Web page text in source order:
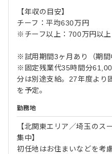
【年収の目安】
チーフ：平均630万円
※チーフ以上：700万円以上
※試用期間3ヶ月あり（期間
※固定残業代35時間分
分は別途支給。27年度より
を予定。
勤務地
【北関東エリア／埼玉のス
集中】
初任地はお住まいなどを考